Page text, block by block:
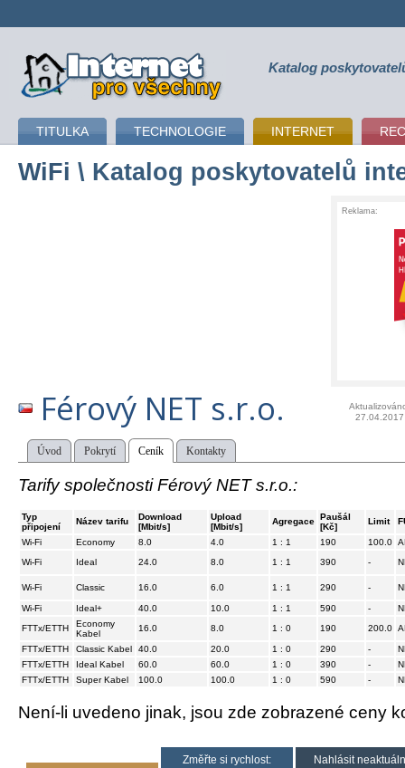
připojení k internetu Katalog
TITULKA TECHNOLOGIE INTERNET
WiFi \ Katalog poskytovatelů
Reklama:
Férový NET s.r.o.
27.04.2017
Úvod Pokrytí Ceník Kontakty
Tarify společnosti Férový NET s.r.o.:
Typ
připojení
Název tarifu
Download
[Mbit/s]
Upload
[Mbit/s]
Agregace Paušál
[Kč]
Limit
Wi-Fi Economy 8.0 4.0 1 : 1 190 100.0
Wi-Fi
Ideal 24.0 8.0 1 : 1 390 -
Wi-Fi Classic 16.0 6.0 1 : 1 290 -
Wi-Fi Ideal+ 40.0 10.0 1 : 1 590 -
FTTx/ETTH
Economy
Kabel
16.0 8.0 1 : 0 190 200.0
FTTx/ETTH Classic Kabel 40.0 20.0 1 : 0 290 -
FTTx/ETTH
Ideal Kabel 60.0 60.0 1 : 0 390 -
FTTx/ETTH
Super Kabel 100.0 100.0 1 : 0 590 -
Není-li uvedeno jinak, jsou zde zobrazené ceny
Změřte si rychlost:
Nahlásit